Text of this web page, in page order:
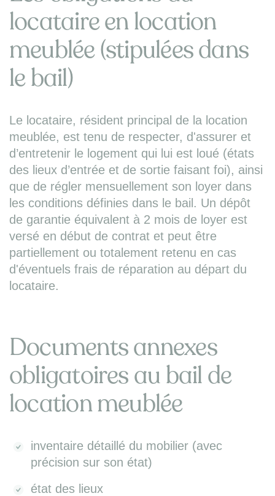
locataire en location
meublée (stipulées dans
le bail)
Le locataire, résident principal de la location
meublée, est tenu de respecter, d'assurer et
d’entretenir le logement qui lui est loué (états
des lieux d’entrée et de sortie faisant foi), ainsi
que de régler mensuellement son loyer dans
les conditions définies dans le bail. Un dépôt
de garantie équivalent à 2 mois de loyer est
versé en début de contrat et peut être
partiellement ou totalement retenu en cas
d'éventuels frais de réparation au départ du
locataire.
Documents annexes
obligatoires au bail de
location meublée
inventaire détaillé du mobilier (avec
précision sur son état)
état des lieux